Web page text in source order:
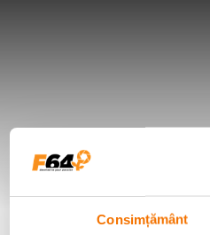
Consimțământ